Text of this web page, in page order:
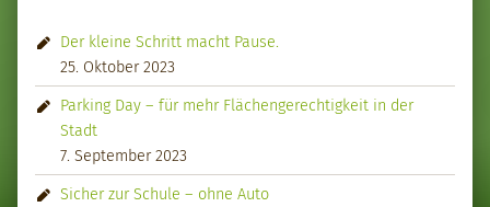
Der kleine Schritt macht Pause.
25. Oktober 2023
Parking Day – für mehr Flächengerechtigkeit in der
Stadt
7. September 2023
Sicher zur Schule – ohne Auto